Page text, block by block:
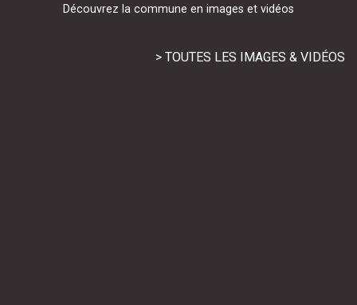
Découvrez la commune en images et vidéos
> TOUTES LES IMAGES & VIDÉOS